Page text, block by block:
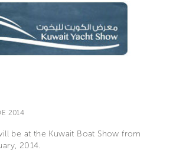
2014
be at the Kuwait Boat Show from
2014.